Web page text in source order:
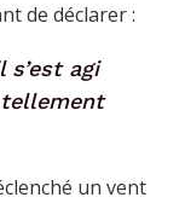
de déclarer :
s’est agi
tellement
un vent